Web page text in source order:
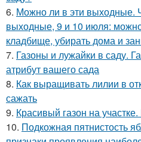
6. Можно ли в эти выходные.
выходные, 9 и 10 июля:
кладбище, убирать дома и
7. Газоны и лужайки в саду.
атрибут вашего сада
8. Как выращивать лилии в
сажать
9. Красивый газон на
10. Подкожная пятнистость